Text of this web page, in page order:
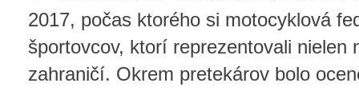
2017, počas ktorého si motocyklová
športovcov, ktorí reprezentovali nielen
zahraničí. Okrem pretekárov bolo